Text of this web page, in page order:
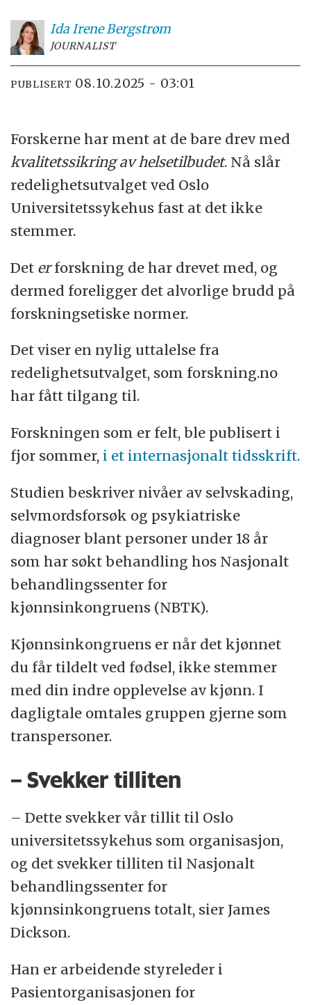
Ida IreneBergstrøm
JOURNALIST
PUBLISERT 08.10.2025 - 03:01
Forskerne har ment at de bare drev med
kvalitetssikring av helsetilbudet. Nå slår
redelighetsutvalget ved Oslo
Universitetssykehus fast at det ikke
stemmer.
Det erforskning de har drevet med, og
dermed foreligger det alvorlige brudd på
forskningsetiske normer.
Det viser en nylig uttalelse fra
redelighetsutvalget, som forskning.no
har fått tilgang til.
Forskningen som er felt, ble publisert i
fjor sommer, i et internasjonalt tidsskrift.
Studien beskriver nivåer av selvskading,
selvmordsforsøk og psykiatriske
diagnoser blant personer under 18 år
som har søkt behandling hos Nasjonalt
behandlingssenter for
kjønnsinkongruens (NBTK).
Kjønnsinkongruens er når det kjønnet
du får tildelt ved fødsel, ikke stemmer
med din indre opplevelse av kjønn. I
dagligtale omtales gruppen gjerne som
transpersoner.
– Svekker tilliten
– Dette svekker vår tillit til Oslo
universitetssykehus som organisasjon,
og det svekker tilliten til Nasjonalt
behandlingssenter for
kjønnsinkongruens totalt, sier James
Dickson.
Han er arbeidende styreleder i
Pasientorganisasjonen for